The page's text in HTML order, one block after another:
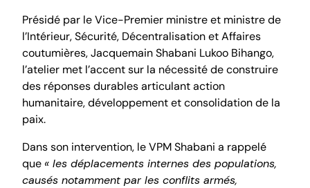
Présidé par le Vice-Premier ministre et ministre de
l’Intérieur, Sécurité, Décentralisation et Affaires
coutumières, Jacquemain Shabani Lukoo Bihango,
l’atelier met l’accent sur la nécessité de construire
des réponses durables articulant action
humanitaire, développement et consolidation de la
paix.
Dans son intervention, le VPM Shabani a rappelé
que « les déplacements internes des populations,
causés notamment par les conflits armés,